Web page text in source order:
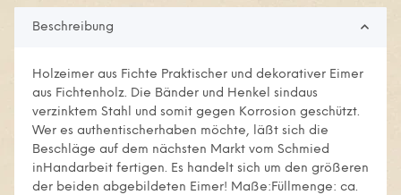
Beschreibung
Holzeimer aus Fichte Praktischer und dekorativer Eimer
aus Fichtenholz. Die Bänder und Henkel sindaus
verzinktem Stahl und somit gegen Korrosion geschützt.
Wer es authentischerhaben möchte, läßt sich die
Beschläge auf dem nächsten Markt vom Schmied
inHandarbeit fertigen. Es handelt sich um den größeren
der beiden abgebildeten Eimer! Maße:Füllmenge: ca.